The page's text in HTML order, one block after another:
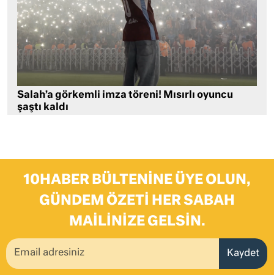
Salah’a görkemli imza töreni! Mısırlı oyuncu
şaştı kaldı
10HABER BÜLTENINE ÜYE OLUN,
GÜNDEM ÖZETI HER SABAH
MAILINIZE GELSIN.
Kaydet